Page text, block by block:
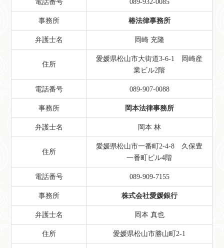
電話番号 089-932-0085
事務所 椿法律事務所
弁護士名 岡崎 充隆
住所
愛媛県松山市大街道3-6-1 岡崎産
業ビル2階
電話番号 089-907-0088
事務所 岡本法律事務所
弁護士名 岡本 林
住所
愛媛県松山市一番町2-4-8 久保豊
一番町ビル4階
電話番号 089-909-7155
事務所 株式会社愛媛銀行
弁護士名 岡本 真也
住所 愛媛県松山市勝山町2-1